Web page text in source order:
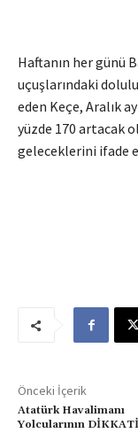
Haftanın her günü
uçuşlarındaki
eden Keçe, Aralık
yüzde 170 artacak
geleceklerini ifade
Önceki İçerik
Atatürk Havalimanı
Yolcularının